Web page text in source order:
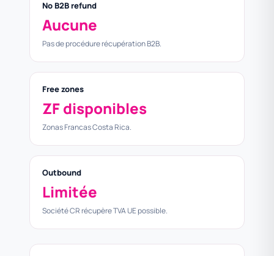
No B2B refund
Aucune
Pas de procédure récupération B2B.
Free zones
ZF disponibles
Zonas Francas Costa Rica.
Outbound
Limitée
Société CR récupère TVA UE possible.